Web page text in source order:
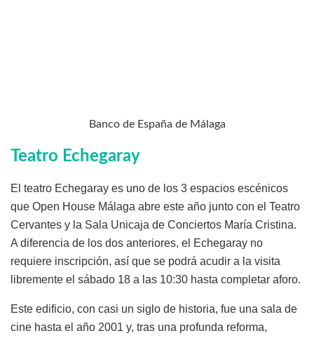
Banco de España de Málaga
Teatro Echegaray
El teatro Echegaray es uno de los 3 espacios escénicos
que Open House Málaga abre este año junto con el Teatro
Cervantes y la Sala Unicaja de Conciertos María Cristina.
A diferencia de los dos anteriores, el Echegaray no
requiere inscripción, así que se podrá acudir a la visita
libremente el sábado 18 a las 10:30 hasta completar aforo.
Este edificio, con casi un siglo de historia, fue una sala de
cine hasta el año 2001 y, tras una profunda reforma,